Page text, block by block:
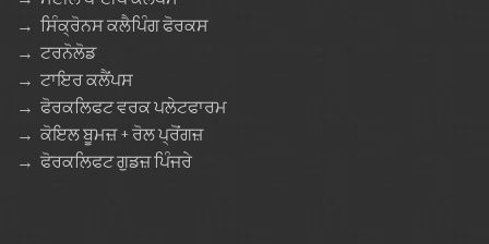
→ ਸਿੰਕ੍ਰੋਨਸ ਕਲੈਪਿੰਗ ਫੋਰਕਸ
→ ਟਰਨੋਲੋਡ
→ ਟਾਇਰ ਕਲੈਂਪਸ
→ ਫੋਰਕਲਿਫਟ ਵਰਕ ਪਲੇਟਫਾਰਮ
→ ਕੋਇਲ ਬੂਮਜ਼ + ਰੋਲ ਪ੍ਰੋਂਗਜ਼
→ ਫੋਰਕਲਿਫਟ ਗੁਡਜ਼ ਪਿੰਜਰੇ